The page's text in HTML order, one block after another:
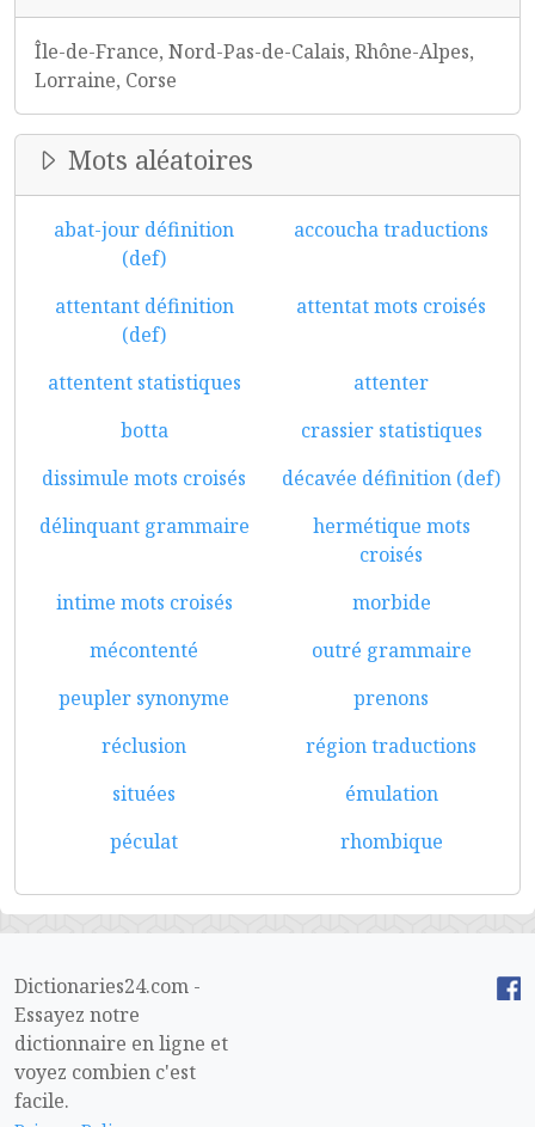
Île-de-France, Nord-Pas-de-Calais, Rhône-Alpes,
Lorraine, Corse
Mots aléatoires
abat-jour définition
(def)
accoucha traductions
attentant définition
(def)
attentat mots croisés
attentent statistiques
attenter
botta
crassier statistiques
dissimule mots croisés
décavée définition (def)
délinquant grammaire
hermétique mots
croisés
intime mots croisés
morbide
mécontenté
outré grammaire
peupler synonyme
prenons
réclusion
région traductions
situées
émulation
péculat
rhombique
Dictionaries24.com -
Essayez notre
dictionnaire en ligne et
voyez combien c'est
facile.